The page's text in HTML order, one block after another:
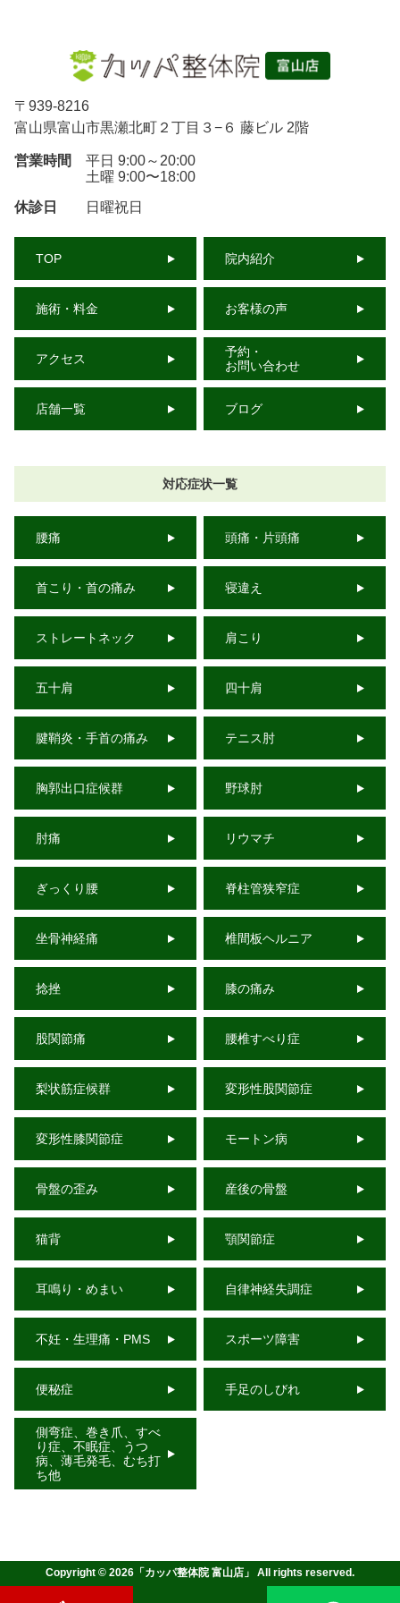
〒 939-8216
富山県富山市黒瀬北町２丁目３−６ 藤ビル 2階
営業時間
平日 9:00～20:00
土曜 9:00〜18:00
休診日
日曜祝日
TOP 院内紹介
施術・料金 お客様の声
アクセス
予約・
お問い合わせ
店舗一覧 ブログ
対応症状一覧
腰痛 頭痛・片頭痛
首こり・首の痛み 寝違え
ストレートネック 肩こり
五十肩 四十肩
腱鞘炎・手首の痛み テニス肘
胸郭出口症候群 野球肘
肘痛 リウマチ
ぎっくり腰 脊柱管狭窄症
坐骨神経痛 椎間板ヘルニア
捻挫 膝の痛み
股関節痛 腰椎すべり症
梨状筋症候群 変形性股関節症
変形性膝関節症 モートン病
骨盤の歪み 産後の骨盤
猫背 顎関節症
耳鳴り・めまい 自律神経失調症
不妊・生理痛・PMS スポーツ障害
便秘症 手足のしびれ
側弯症、巻き爪、すべ
り症、不眠症、うつ
病、薄毛発毛、むち打
ち他
Copyright © 2026 「 カッパ整体院 富山店 」 All rights reserved.